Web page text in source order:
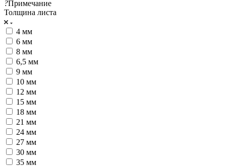
?Примечание
Толщина листа
4 мм
6 мм
8 мм
6,5 мм
9 мм
10 мм
12 мм
15 мм
18 мм
21 мм
24 мм
27 мм
30 мм
35 мм